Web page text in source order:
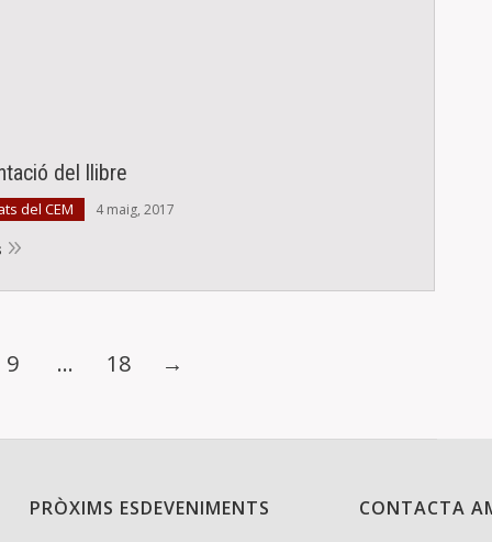
del llibre
del CEM 4 maig, 2017
9 … 18 →
PRÒXIMS ESDEVENIMENTS CONTACTA